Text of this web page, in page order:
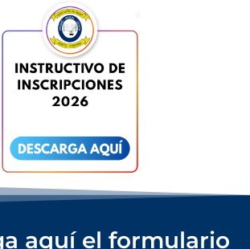
aquí el formulario